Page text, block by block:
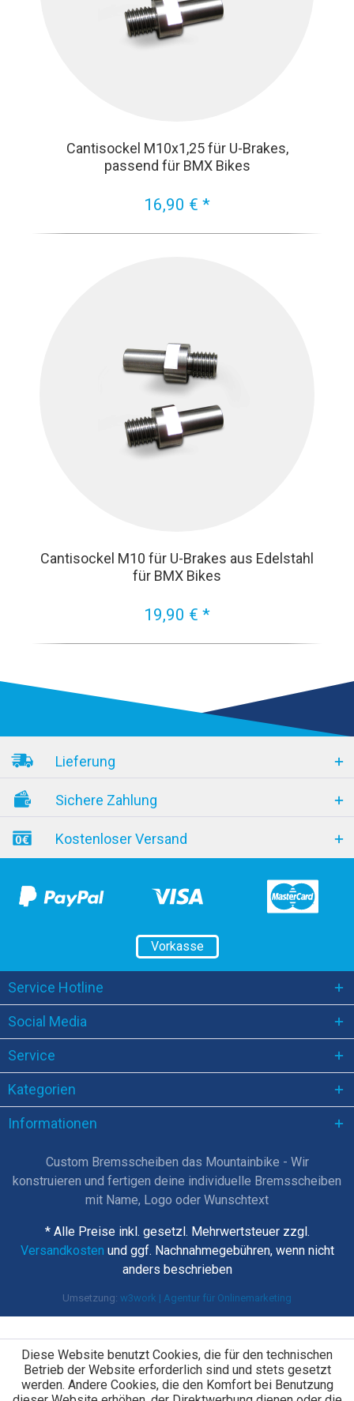
Cantisockel M10x1,25 für U-Brakes,
passend für BMX Bikes
16,90 € *
Cantisockel M10 für U-Brakes aus Edelstahl
für BMX Bikes
19,90 € *
Lieferung
Sichere Zahlung
Kostenloser Versand
Vorkasse
Service Hotline
Social Media
Service
Kategorien
Informationen
Custom Bremsscheiben das Mountainbike - Wir
konstruieren und fertigen deine individuelle Bremsscheiben
mit Name, Logo oder Wunschtext
* Alle Preise inkl. gesetzl. Mehrwertsteuer zzgl.
Versandkosten und ggf. Nachnahmegebühren, wenn nicht
anders beschrieben
Umsetzung: w3work | Agentur für Onlinemarketing
Diese Website benutzt Cookies, die für den technischen
Betrieb der Website erforderlich sind und stets gesetzt
werden. Andere Cookies, die den Komfort bei Benutzung